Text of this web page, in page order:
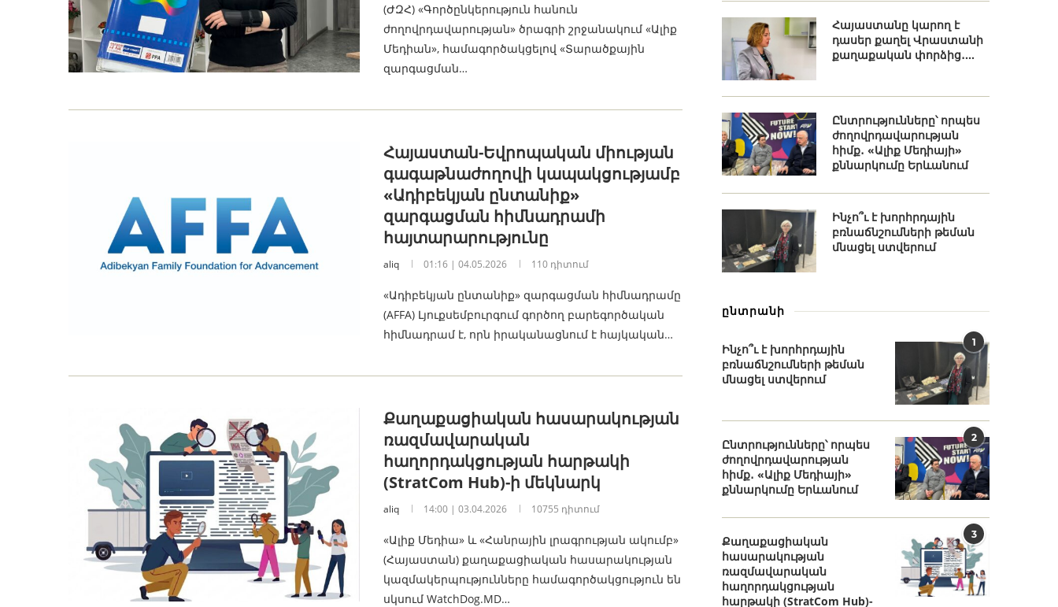
(ԺԶՀ) «Գործընկերություն հանուն
ժողովրդավարության» ծրագրի շրջանակում «Ալիք
Մեդիան», համագործակցելով «Տարածքային
զարգացման…
Հայաստան-Եվրոպական միության
գագաթնաժողովի կապակցությամբ
«Ադիբեկյան ընտանիք»
զարգացման հիմնադրամի
հայտարարությունը
aliq 01:16 | 04.05.2026 110 դիտում
«Ադիբեկյան ընտանիք» զարգացման հիմնադրամը
(AFFA) Լյուքսեմբուրգում գործող բարեգործական
հիմնադրամ է, որն իրականացնում է հայկական…
Քաղաքացիական հասարակության
ռազմավարական
հաղորդակցության հարթակի
(StratCom Hub)-ի մեկնարկ
aliq 14:00 | 03.04.2026 10755 դիտում
«Ալիք Մեդիա» և «Հանրային լրագրության ակումբ»
(Հայաստան) քաղաքացիական հասարակության
կազմակերպությունները համագործակցություն են
սկսում WatchDog.MD…
Հայաստանը կարող է
դասեր քաղել Վրաստանի
քաղաքական փորձից․...
Ընտրությունները՝ որպես
ժողովրդավարության
հիմք․ «Ալիք Մեդիայի»
քննարկումը Երևանում
Ինչո՞ւ է խորհրդային
բռնաճնշումների թեման
մնացել ստվերում
ընտրանի
1
Ինչո՞ւ է խորհրդային
բռնաճնշումների թեման
մնացել ստվերում
2
Ընտրությունները՝ որպես
ժողովրդավարության
հիմք․ «Ալիք Մեդիայի»
քննարկումը Երևանում
3
Քաղաքացիական
հասարակության
ռազմավարական
հաղորդակցության
հարթակի (StratCom Hub)-